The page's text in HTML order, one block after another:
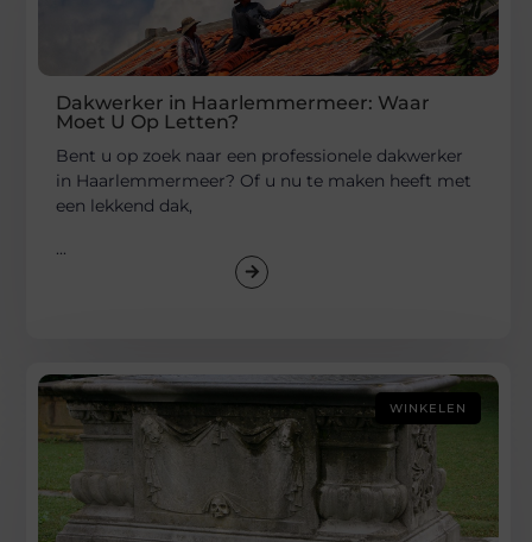
Dakwerker in Haarlemmermeer: Waar
Moet U Op Letten?
Bent u op zoek naar een professionele dakwerker
in Haarlemmermeer? Of u nu te maken heeft met
een lekkend dak,
...
WINKELEN